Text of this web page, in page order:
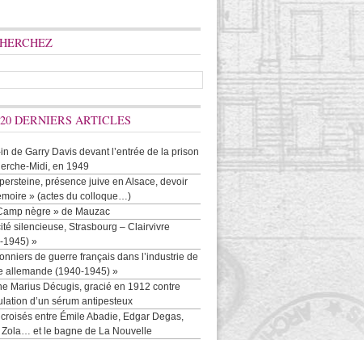
DERNIERS ARTICLES
de Garry Davis devant l’entrée de la prison
Midi, en 1949
présence juive en Alsace, devoir
» (actes du colloque…)
nègre » de Mauzac
silencieuse, Strasbourg – Clairvivre
1945) »
de guerre français dans l’industrie de
allemande (1940-1945) »
Marius Décugis, gracié en 1912 contre
d’un sérum antipesteux
entre Émile Abadie, Edgar Degas,
Zola… et le bagne de La Nouvelle